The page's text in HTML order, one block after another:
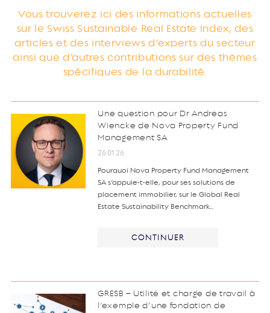
Vous trouverez ici des informations actuelles
sur le Swiss Sustainable Real Estate Index, des
articles et des interviews d’experts du secteur
ainsi que d’autres contributions sur des thèmes
spécifiques de la durabilité.
Une question pour Dr Andreas
Wiencke de Nova Property Fund
Management SA
26.01.26
Pourquoi Nova Property Fund Management
SA s’appuie-t-elle, pour ses solutions de
placement immobilier, sur le Global Real
Estate Sustainability Benchmark…
CONTINUER
GRESB – Utilité et charge de travail à
l’exemple d’une fondation de